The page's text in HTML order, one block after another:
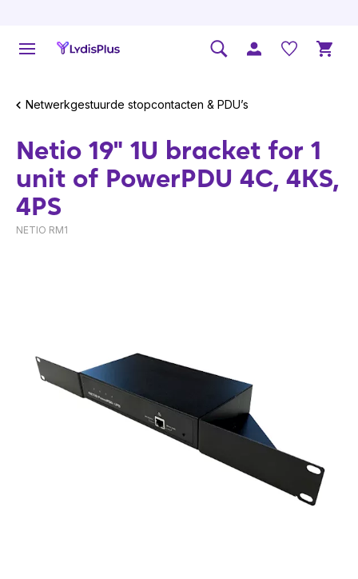
Netwerkgestuurde stopcontacten & PDU’s
Netio 19" 1U bracket for 1
unit of PowerPDU 4C, 4KS,
4PS
NETIO RM1